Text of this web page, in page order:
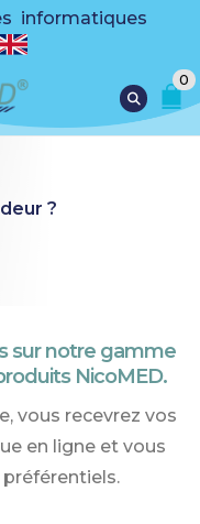
informatiques
0
?
sur notre gamme
NicoMED.
vous recevrez vos
en ligne et vous